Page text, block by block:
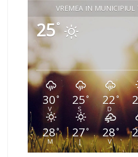
VREMEA ÎN MUNICIPIUL
25°
30°
V
25°
S
22°
D
28°
M
27°
J
28°
V